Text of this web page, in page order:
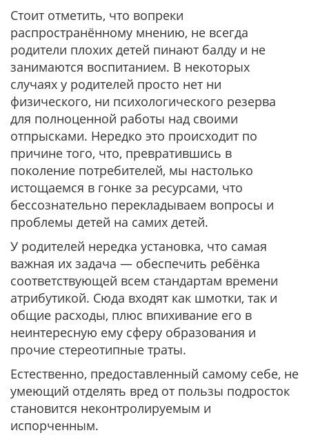
Стоит отметить, что вопреки
распространённому мнению, не всегда
родители плохих детей пинают балду и не
занимаются воспитанием. В некоторых
случаях у родителей просто нет ни
физического, ни психологического резерва
для полноценной работы над своими
отпрысками. Нередко это происходит по
причине того, что, превратившись в
поколение потребителей, мы настолько
истощаемся в гонке за ресурсами, что
бессознательно перекладываем вопросы и
проблемы детей на самих детей.
У родителей нередка установка, что самая
важная их задача — обеспечить ребёнка
соответствующей всем стандартам времени
атрибутикой. Сюда входят как шмотки, так и
общие расходы, плюс впихивание его в
неинтересную ему сферу образования и
прочие стереотипные траты.
Естественно, предоставленный самому себе, не
умеющий отделять вред от пользы подросток
становится неконтролируемым и
испорченным.